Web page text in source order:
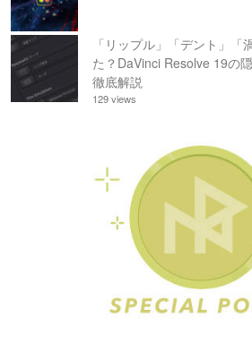
「リップル」「デント」「
た？DaVinci Resolve 19の
徹底解説
129 views